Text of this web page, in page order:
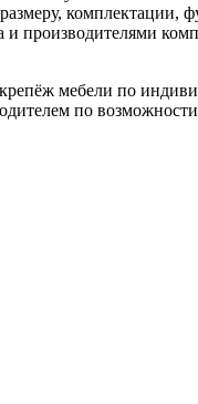
комплектации,
и производителями
мебели по
по